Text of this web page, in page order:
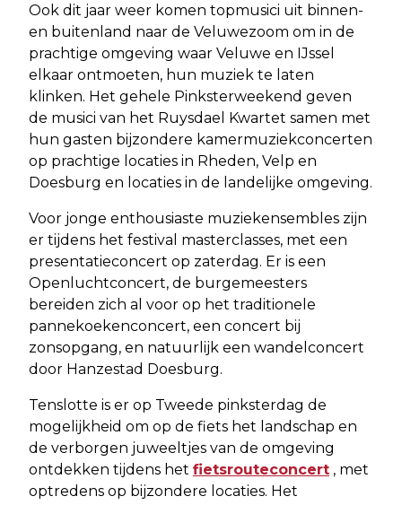
Ook dit jaar weer komen topmusici uit binnen-
en buitenland naar de Veluwezoom om in de
prachtige omgeving waar Veluwe en IJssel
elkaar ontmoeten, hun muziek te laten
klinken. Het gehele Pinksterweekend geven
de musici van het Ruysdael Kwartet samen met
hun gasten bijzondere kamermuziekconcerten
op prachtige locaties in Rheden, Velp en
Doesburg en locaties in de landelijke omgeving.
Voor jonge enthousiaste muziekensembles zijn
er tijdens het festival masterclasses, met een
presentatieconcert op zaterdag. Er is een
Openluchtconcert, de burgemeesters
bereiden zich al voor op het traditionele
pannekoekenconcert, een concert bij
zonsopgang, en natuurlijk een wandelconcert
door Hanzestad Doesburg.
Tenslotte is er op Tweede pinksterdag de
mogelijkheid om op de fiets het landschap en
de verborgen juweeltjes van de omgeving
ontdekken tijdens het fietsrouteconcert , met
optredens op bijzondere locaties. Het